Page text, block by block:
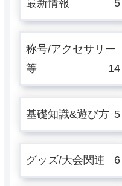
最新情報 5
称号/アクセサリー
等
14
基礎知識&遊び方 5
グッズ/大会関連 6